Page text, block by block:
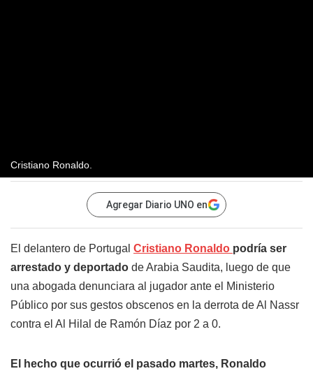
Cristiano Ronaldo.
Agregar Diario UNO en
El delantero de Portugal Cristiano Ronaldo podría ser
arrestado y deportado de Arabia Saudita, luego de que
una abogada denunciara al jugador ante el Ministerio
Público por sus gestos obscenos en la derrota de Al Nassr
contra el Al Hilal de Ramón Díaz por 2 a 0.
El hecho que ocurrió el pasado martes, Ronaldo